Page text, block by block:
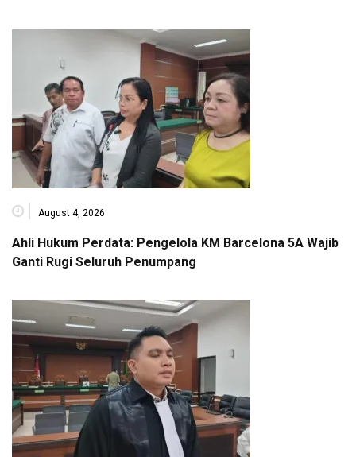
August 4, 2026
Ahli Hukum Perdata: Pengelola KM Barcelona 5A Wajib
Ganti Rugi Seluruh Penumpang